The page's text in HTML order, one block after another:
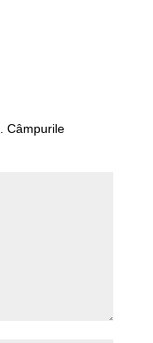
Câmpurile